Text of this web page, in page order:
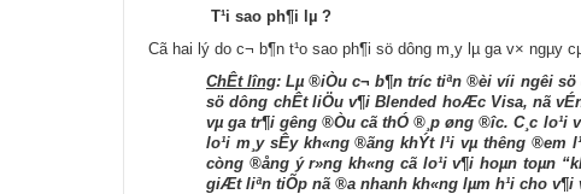
T¹i sao ph¶i lµ ?
Cã hai lý do c¬ b¶n t¹o sao ph¶i sö dông m¸y lµ ga v× ngµy
ChÊt l­îng: Lµ ®iÒu c¬ b¶n tr­íc tiªn ®èi víi ng­êi
sö dông chÊt liÖu v¶i Blended hoÆc Visa, nã
vµ ga tr¶i g­êng ®Òu cã thÓ ®¸p øng ®­îc. C¸c
lo¹i m¸y sÊy kh«ng ®ãng khÝt l¹i vµ th­êng
còng ®ång ý r»ng kh«ng cã lo¹i v¶i hoµn toµn
giÆt liªn tiÕp nã ®­a nhanh kh«ng lµm h¹i cho v¶i